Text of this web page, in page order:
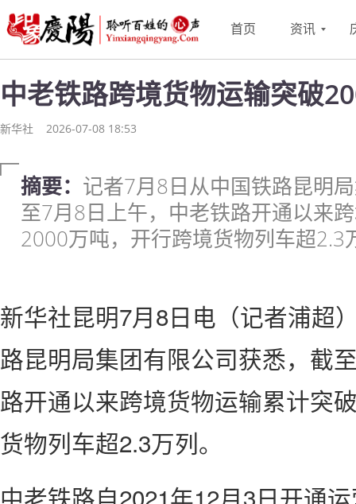
首页 资讯
中老铁路跨境货物运输突破
新华社 2026-07-08 18:53
摘要： 记者7月8日从中国铁路昆明
至7月8日上午，中老铁路开通以来
2000万吨，开行跨境货物列车超2.3
新华社昆明7月8日电（记者浦超
路昆明局集团有限公司获悉，截
路开通以来跨境货物运输累计突
货物列车超2.3万列。
中老铁路自2021年12月3日开通